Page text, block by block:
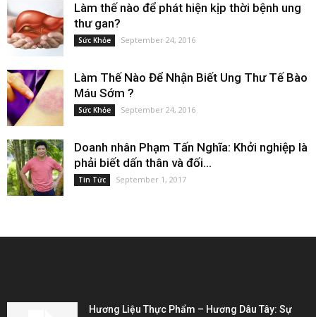
Làm thế nào để phát hiện kịp thời bệnh ung
thư gan?
Sức Khỏe September 24, 2016
Làm Thế Nào Để Nhận Biết Ung Thư Tế Bào
Máu Sớm ?
Sức Khỏe September 24, 2016
Doanh nhân Phạm Tấn Nghĩa: Khởi nghiệp là
phải biết dấn thân và đối...
Tin Tức September 1, 2017
Hương Liệu Thực Phẩm – Hương Dâu Tây: Sự